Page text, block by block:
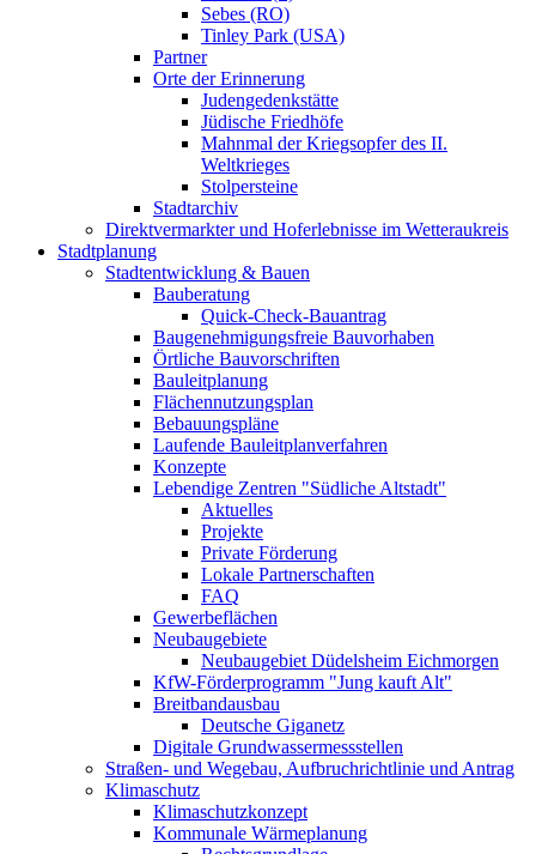
Sebes (RO)
Tinley Park (USA)
Partner
Orte der Erinnerung
Judengedenkstätte
Jüdische Friedhöfe
Mahnmal der Kriegsopfer des II.
Weltkrieges
Stolpersteine
Stadtarchiv
Direktvermarkter und Hoferlebnisse im Wetteraukreis
Stadtplanung
Stadtentwicklung & Bauen
Bauberatung
Quick-Check-Bauantrag
Baugenehmigungsfreie Bauvorhaben
Örtliche Bauvorschriften
Bauleitplanung
Flächennutzungsplan
Bebauungspläne
Laufende Bauleitplanverfahren
Konzepte
Lebendige Zentren "Südliche Altstadt"
Aktuelles
Projekte
Private Förderung
Lokale Partnerschaften
FAQ
Gewerbeflächen
Neubaugebiete
Neubaugebiet Düdelsheim Eichmorgen
KfW-Förderprogramm "Jung kauft Alt"
Breitbandausbau
Deutsche Giganetz
Digitale Grundwassermessstellen
Straßen- und Wegebau, Aufbruchrichtlinie und Antrag
Klimaschutz
Klimaschutzkonzept
Kommunale Wärmeplanung